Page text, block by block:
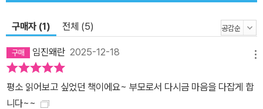
준다. “저 나무가 죽은 것 같지? 그런데 봄이 오면 잎이 난단다. 네가
오를 때 조난을 당하거나 어려움을 겪으면 베이스캠프에서 재충전을
하듯, 아이에게는 부모의 정서적 재충전이 중요하다. 아이가 세상을
탐색하고 다니다가 어려움을 겪을 때 부모에게 와서 심리적 연료를
구매자 (1) 전체 (5)
임진왜란 2025-12-18
평소 읽어보고 싶었던 책이에요~ 부모로서 다시금 마음을 다잡게 합
니다~~